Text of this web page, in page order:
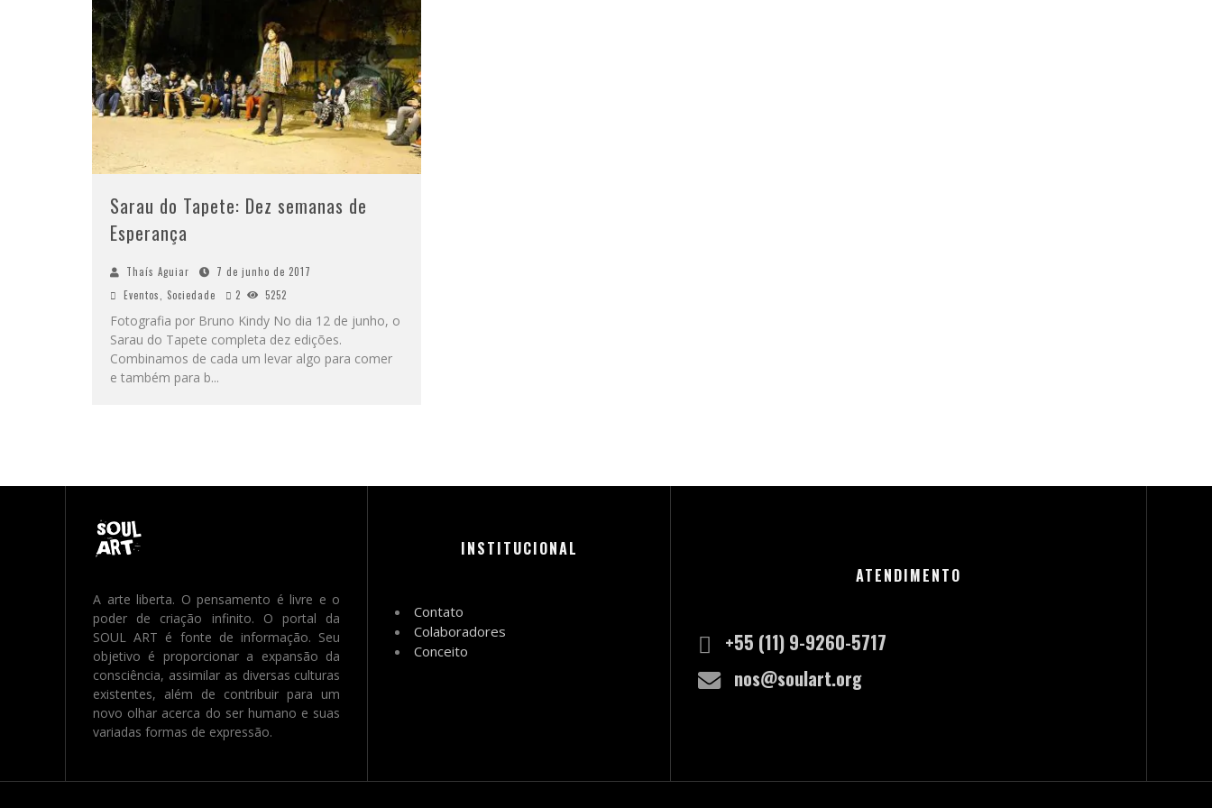
Sarau do Tapete: Dez semanas de
Esperança
Thaís Aguiar
7 de junho de 2017
Eventos
Sociedade 2 5252
Fotografia por Bruno Kindy No dia 12 de junho, o
Sarau do Tapete completa dez edições.
Combinamos de cada um levar algo para comer
e também para b...
A arte liberta. O pensamento é livre e o
poder de criação infinito. O portal da
SOUL ART é fonte de informação. Seu
objetivo é proporcionar a expansão da
consciência, assimilar as diversas culturas
existentes, além de contribuir para um
novo olhar acerca do ser humano e suas
variadas formas de expressão.
INSTITUCIONAL
Contato
Colaboradores
Conceito
ATENDIMENTO
+55 (11) 9-9260-5717
nos@soulart.org